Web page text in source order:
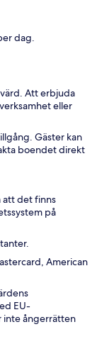
dag.
Att erbjuda
eller
Gäster kan
boendet direkt
att det finns
på
American
EU-
inte ångerrätten